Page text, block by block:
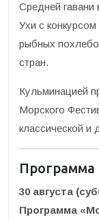
Средней гавани
Ухи с
рыбных
стран.
Кульминацией
Морского
классической и
Программа
30 августа
Программа